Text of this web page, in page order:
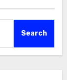
Search